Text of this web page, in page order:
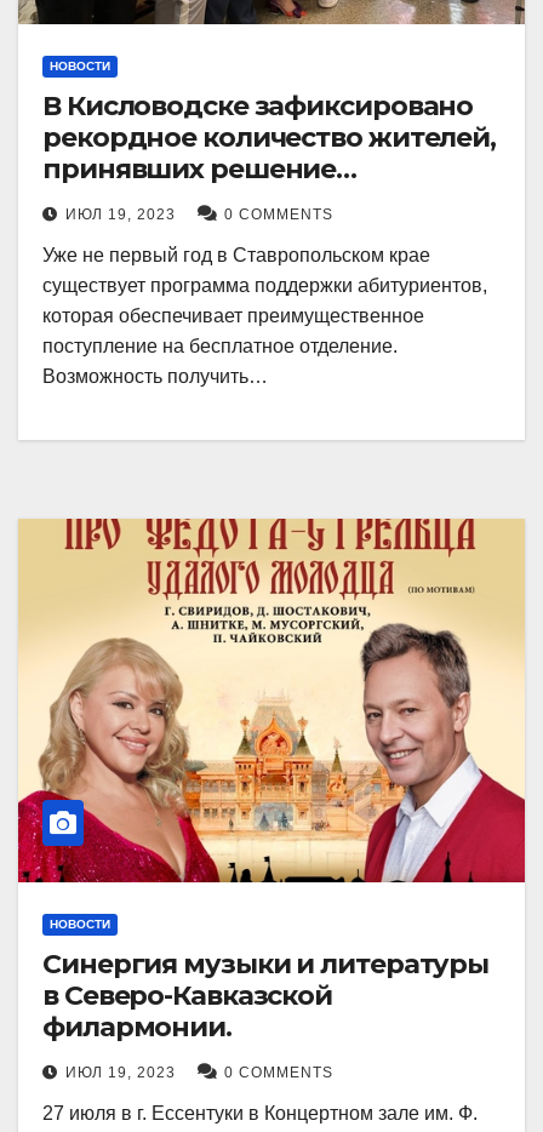
НОВОСТИ
В Кисловодске зафиксировано
рекордное количество жителей,
принявших решение
воспользоваться
установленными мерами, с
целью поступления в
медицинский вуз в районе.
ИЮЛ 19, 2023 0 COMMENTS
Уже не первый год в Ставропольском крае
существует программа поддержки абитуриентов,
которая обеспечивает преимущественное
поступление на бесплатное отделение.
Возможность получить…
НОВОСТИ
Синергия музыки и литературы
в Северо-Кавказской
филармонии.
ИЮЛ 19, 2023 0 COMMENTS
27 июля в г. Ессентуки в Концертном зале им. Ф.